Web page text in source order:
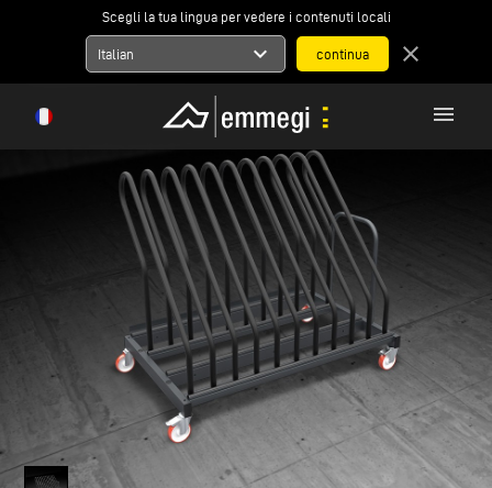
Scegli la tua lingua per vedere i contenuti locali
Italian expand_more close
menu